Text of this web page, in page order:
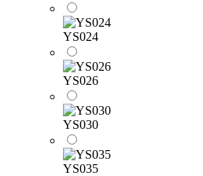
YS024
YS026
YS030
YS035